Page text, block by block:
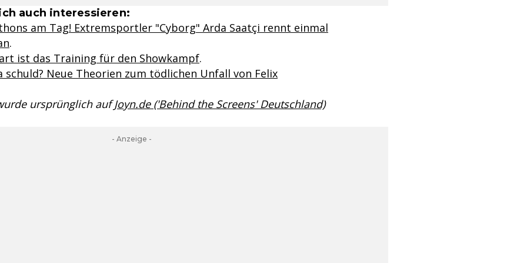
auch interessieren:
am Tag! Extremsportler "Cyborg" Arda Saatçi rennt einmal
.
ist das Training für den Showkampf.
schuld? Neue Theorien zum tödlichen Unfall von Felix
ursprünglich aufJoyn.de ('Behind the Screens' Deutschland)
- Anzeige -